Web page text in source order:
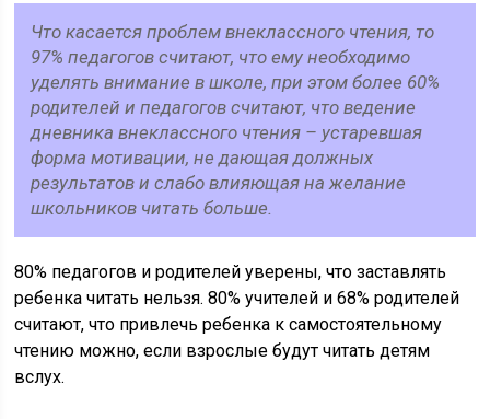
Что касается проблем внеклассного чтения, то
97% педагогов считают, что ему необходимо
уделять внимание в школе, при этом более 60%
родителей и педагогов считают, что ведение
дневника внеклассного чтения – устаревшая
форма мотивации, не дающая должных
результатов и слабо влияющая на желание
школьников читать больше.
80% педагогов и родителей уверены, что заставлять
ребенка читать нельзя. 80% учителей и 68% родителей
считают, что привлечь ребенка к самостоятельному
чтению можно, если взрослые будут читать детям
вслух.